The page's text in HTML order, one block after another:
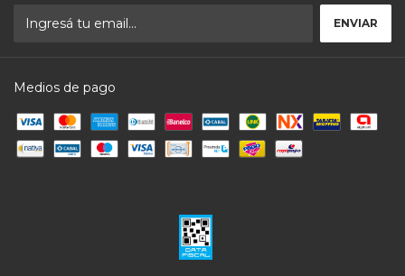
Medios de pago